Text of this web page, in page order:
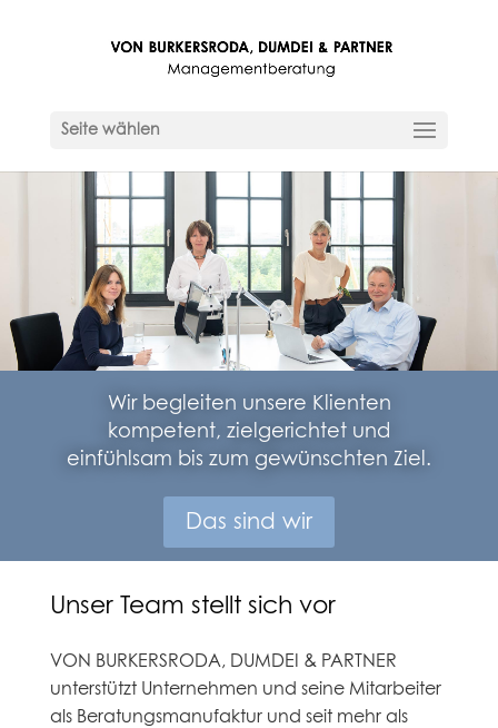
Seite wählen
Wir begleiten unsere Klienten
kompetent, zielgerichtet und
einfühlsam bis zum gewünschten Ziel.
Das sind wir
Unser Team stellt sich vor
VON BURKERSRODA, DUMDEI & PARTNER
unterstützt Unternehmen und seine Mitarbeiter
als Beratungsmanufaktur und seit mehr als